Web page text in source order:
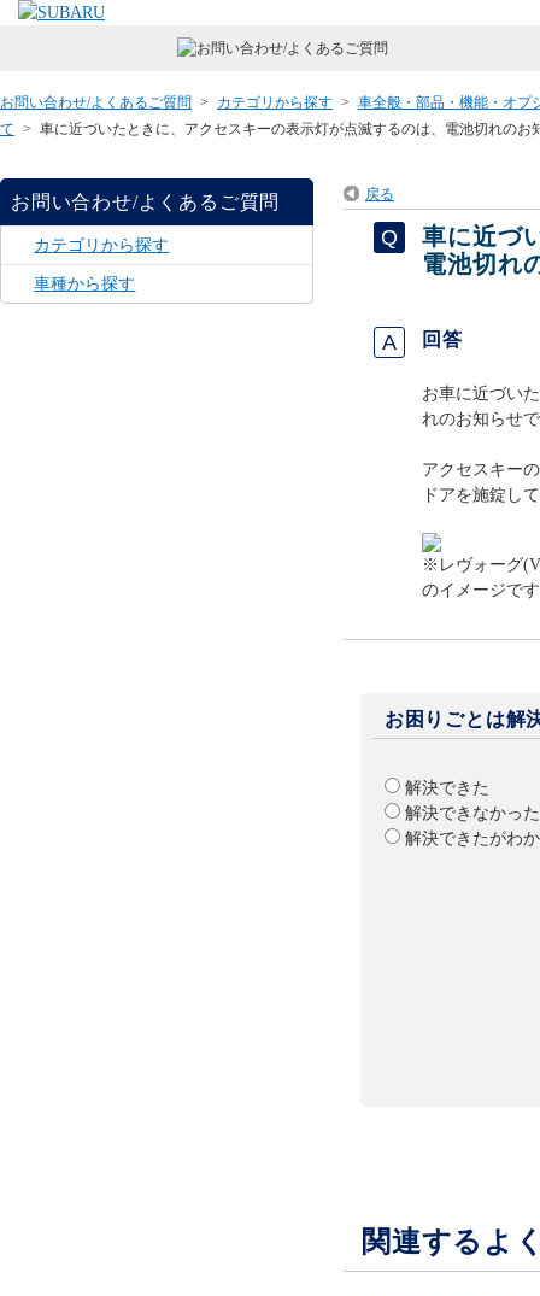
お問い合わせ/よくあるご質問 > カテゴリから探す > 車全般・部品・機能・オプ
て > 車に近づいたときに、アクセスキーの表示灯が点滅するのは、電池切れのお
お問い合わせ/よくあるご質問
カテゴリから探す
車種から探す
戻る
車に近づ
電池切れ
回答
お車に近づい
れのお知らせ
アクセスキー
ドアを施錠し
※レヴォーグ
のイメージで
お困りごとは解
解決できた
解決できなかった
解決できたがわ
関連するよ